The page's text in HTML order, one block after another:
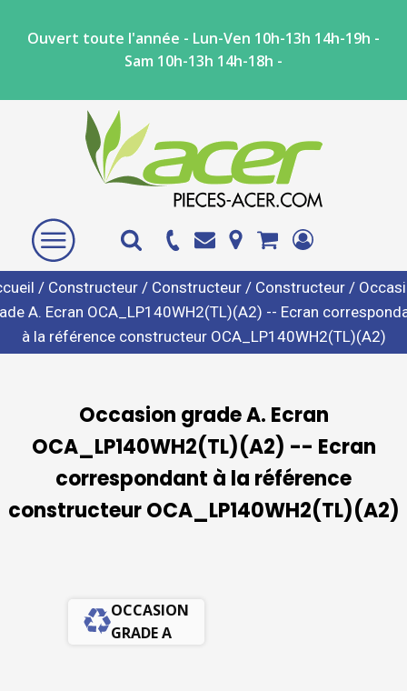
Ouvert toute l'année - Lun-Ven 10h-13h 14h-19h -
Sam 10h-13h 14h-18h -
/ Constructeur/ Constructeur/ Constructeur/
A. Ecran OCA_LP140WH2(TL)(A2) -- Ecran
à la référence constructeur OCA_LP140WH2(TL)(A2)
Occasion grade A. Ecran
OCA_LP140WH2(TL)(A2) -- Ecran
correspondant à la référence
constructeur OCA_LP140WH2(TL)(A2)
OCCASION
GRADE A